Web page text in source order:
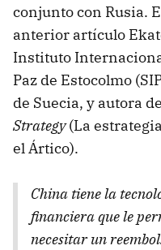
conjunto con Rusia.
anterior artículo
Instituto
Paz de Estocolmo
de Suecia, y autora
Strategy(La
el Ártico).
China tiene la
financiera que le
necesitar un